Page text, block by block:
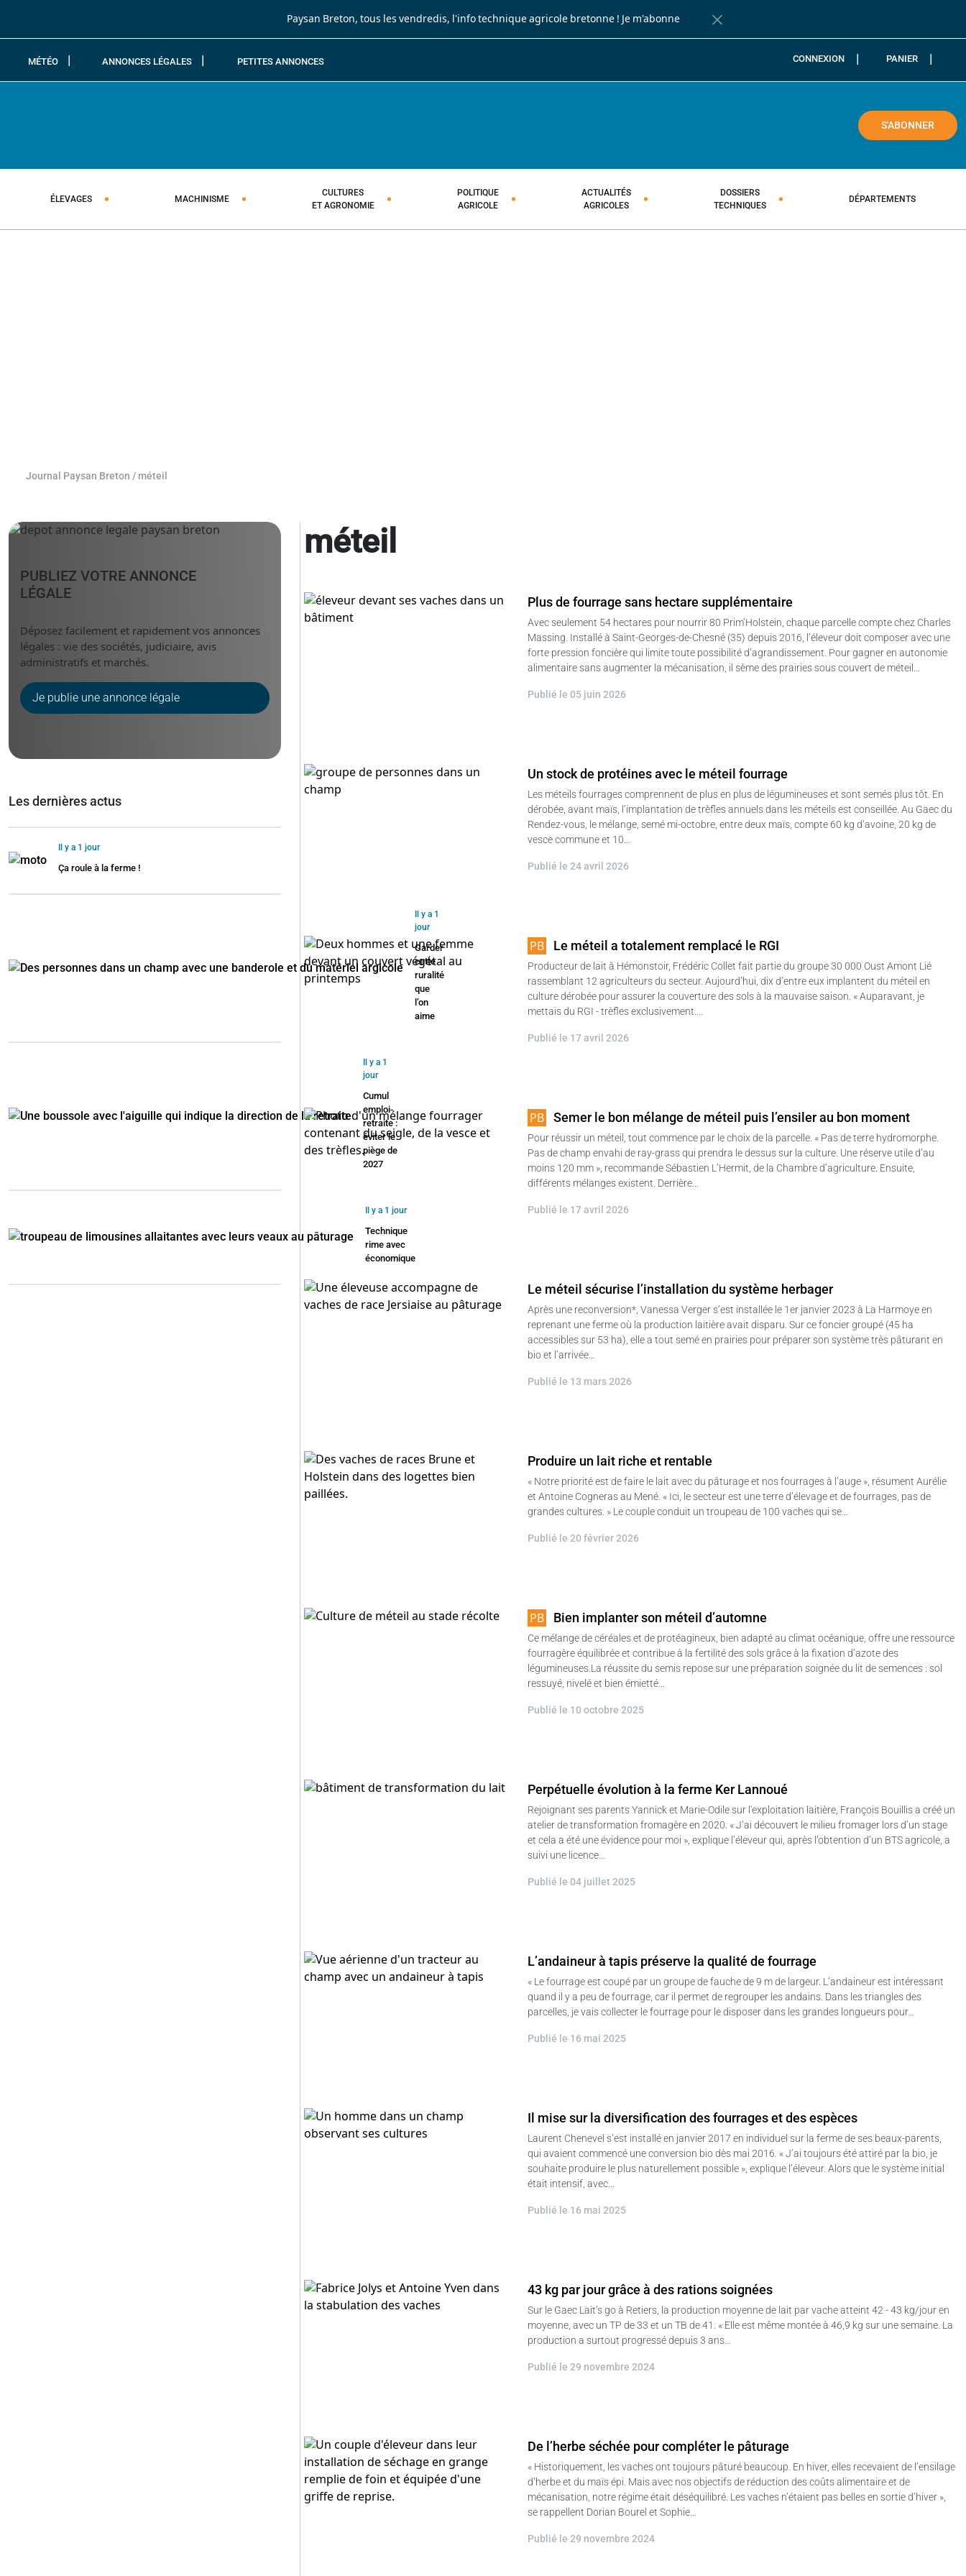
Paysan Breton, tous les vendredis, l'info technique agricole bretonne ! Je m'abonne
Fermer la barre de notification
MÉTÉO ANNONCES LÉGALES PETITES ANNONCES CONNEXION PANIER
S'ABONNER
ÉLEVAGES MACHINISME
CULTURES
ET AGRONOMIE
POLITIQUE
AGRICOLE
ACTUALITÉS
AGRICOLES
DOSSIERS
TECHNIQUES
DÉPARTEMENTS
Journal Paysan Breton / méteil
PUBLIEZ VOTRE ANNONCE
LÉGALE
Déposez facilement et rapidement vos annonces
légales : vie des sociétés, judiciaire, avis
administratifs et marchés.
Je publie une annonce légale
Les dernières actus
Il y a 1 jour
Ça roule à la ferme !
Il y a 1
jour
Garder
cette
ruralité
que
l’on
aime
Il y a 1
jour
Cumul
emploi-
retraite :
éviter le
piège de
2027
Il y a 1 jour
Technique
rime avec
économique
méteil
Plus de fourrage sans hectare supplémentaire
Avec seulement 54 hectares pour nourrir 80 Prim’Holstein, chaque parcelle compte chez Charles
Massing. Installé à Saint-Georges-de-Chesné (35) depuis 2016, l’éleveur doit composer avec une
forte pression foncière qui limite toute possibilité d’agrandissement. Pour gagner en autonomie
alimentaire sans augmenter la mécanisation, il sème des prairies sous couvert de méteil…
Publié le 05 juin 2026
Un stock de protéines avec le méteil fourrage
Les méteils fourrages comprennent de plus en plus de légumineuses et sont semés plus tôt. En
dérobée, avant maïs, l’implantation de trèfles annuels dans les méteils est conseillée. Au Gaec du
Rendez-vous, le mélange, semé mi-octobre, entre deux maïs, compte 60 kg d’avoine, 20 kg de
vesce commune et 10…
Publié le 24 avril 2026
Le méteil a totalement remplacé le RGI
Producteur de lait à Hémonstoir, Frédéric Collet fait partie du groupe 30 000 Oust Amont Lié
rassemblant 12 agriculteurs du secteur. Aujourd’hui, dix d’entre eux implantent du méteil en
culture dérobée pour assurer la couverture des sols à la mauvaise saison. « Auparavant, je
mettais du RGI - trèfles exclusivement.…
Publié le 17 avril 2026
Semer le bon mélange de méteil puis l’ensiler au bon moment
Pour réussir un méteil, tout commence par le choix de la parcelle. « Pas de terre hydromorphe.
Pas de champ envahi de ray-grass qui prendra le dessus sur la culture. Une réserve utile d’au
moins 120 mm », recommande Sébastien L’Hermit, de la Chambre d’agriculture. Ensuite,
différents mélanges existent. Derrière…
Publié le 17 avril 2026
Le méteil sécurise l’installation du système herbager
Après une reconversion*, Vanessa Verger s’est installée le 1er janvier 2023 à La Harmoye en
reprenant une ferme où la production laitière avait disparu. Sur ce foncier groupé (45 ha
accessibles sur 53 ha), elle a tout semé en prairies pour préparer son système très pâturant en
bio et l’arrivée…
Publié le 13 mars 2026
Produire un lait riche et rentable
« Notre priorité est de faire le lait avec du pâturage et nos fourrages à l’auge », résument Aurélie
et Antoine Cogneras au Mené. « Ici, le secteur est une terre d’élevage et de fourrages, pas de
grandes cultures. » Le couple conduit un troupeau de 100 vaches qui se…
Publié le 20 février 2026
Bien implanter son méteil d’automne
Ce mélange de céréales et de protéagineux, bien adapté au climat océanique, offre une ressource
fourragère équilibrée et contribue à la fertilité des sols grâce à la fixation d’azote des
légumineuses.La réussite du semis repose sur une préparation soignée du lit de semences : sol
ressuyé, nivelé et bien émietté…
Publié le 10 octobre 2025
Perpétuelle évolution à la ferme Ker Lannoué
Rejoignant ses parents Yannick et Marie-Odile sur l'exploitation laitière, François Bouillis a créé un
atelier de transformation fromagère en 2020. « J’ai découvert le milieu fromager lors d’un stage
et cela a été une évidence pour moi », explique l’éleveur qui, après l’obtention d’un BTS agricole, a
suivi une licence…
Publié le 04 juillet 2025
L’andaineur à tapis préserve la qualité de fourrage
« Le fourrage est coupé par un groupe de fauche de 9 m de largeur. L’andaineur est intéressant
quand il y a peu de fourrage, car il permet de regrouper les andains. Dans les triangles des
parcelles, je vais collecter le fourrage pour le disposer dans les grandes longueurs pour…
Publié le 16 mai 2025
Il mise sur la diversification des fourrages et des espèces
Laurent Chenevel s’est installé en janvier 2017 en individuel sur la ferme de ses beaux-parents,
qui avaient commencé une conversion bio dès mai 2016. « J’ai toujours été attiré par la bio, je
souhaite produire le plus naturellement possible », explique l’éleveur. Alors que le système initial
était intensif, avec…
Publié le 16 mai 2025
43 kg par jour grâce à des rations soignées
Sur le Gaec Lait’s go à Retiers, la production moyenne de lait par vache atteint 42 - 43 kg/jour en
moyenne, avec un TP de 33 et un TB de 41. « Elle est même montée à 46,9 kg sur une semaine. La
production a surtout progressé depuis 3 ans…
Publié le 29 novembre 2024
De l’herbe séchée pour compléter le pâturage
« Historiquement, les vaches ont toujours pâturé beaucoup. En hiver, elles recevaient de l’ensilage
d’herbe et du maïs épi. Mais avec nos objectifs de réduction des coûts alimentaire et de
mécanisation, notre régime était déséquilibré. Les vaches n’étaient pas belles en sortie d’hiver »,
se rappellent Dorian Bourel et Sophie…
Publié le 29 novembre 2024